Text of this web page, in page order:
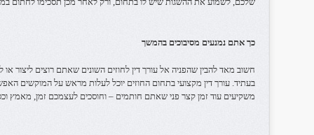
כך אתם נמנעים מסיבוכים בהמשך
חשוב מאד להבין שהפניה אל עורך דין לחוזים השונים שאתם רוצים
בעתיד. עורך דין מקצועי בתחום החוזים יוכל לעלות מראש על המוקשים
משקיעים עוד זמן קצר פני שאתם חותמים – וחוסכים לעצמכם זמן, מאמץ